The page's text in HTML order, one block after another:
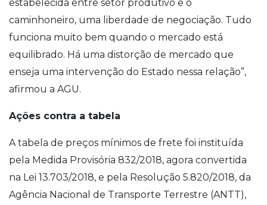
estabelecida entre setor produtivo e o
caminhoneiro, uma liberdade de negociação. Tudo
funciona muito bem quando o mercado está
equilibrado. Há uma distorção de mercado que
enseja uma intervenção do Estado nessa relação”,
afirmou a AGU.
Ações contra a tabela
A tabela de preços mínimos de frete foi instituída
pela Medida Provisória 832/2018, agora convertida
na Lei 13.703/2018, e pela Resolução 5.820/2018, da
Agência Nacional de Transporte Terrestre (ANTT),